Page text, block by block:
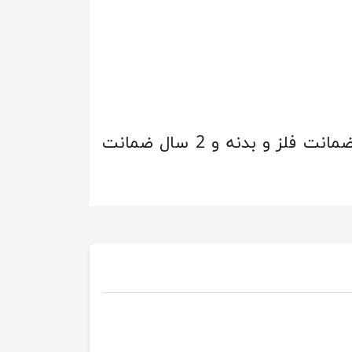
و دو رنگ مشکی و نقره ای می باشد. لازم به ذکر است این ساعت زیبا دارای 10سال ضمانت فلز و بدنه و 2 سال ضمانت